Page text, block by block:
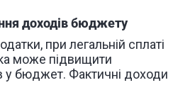
доходів бюджету
при легальній сплаті
може підвищити
у бюджет. Фактичні доходи